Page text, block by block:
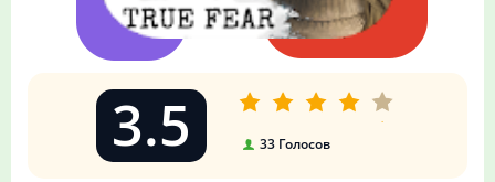
3.5 33 Голосов